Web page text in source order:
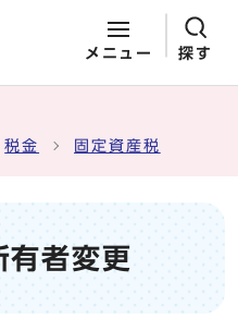
メニュー 探す
税金 固定資産税
有者変更